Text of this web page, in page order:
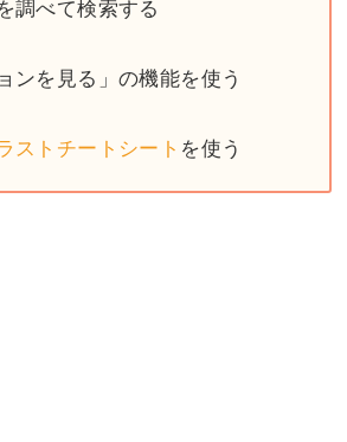
調べて検索する
ンを見る」の機能を使う
ストチートシート を使う